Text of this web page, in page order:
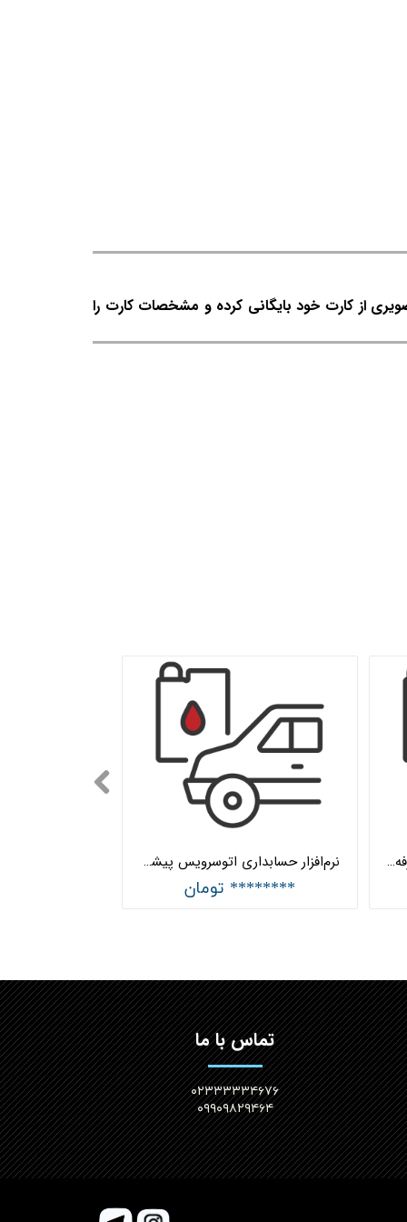
از کارت خود بایگانی کرده و مشخصات کارت را
نرم‌‌افزار حسابداری اتوسرویس پیشرفته هلو APEX
******** تومان
نرم‌‌افزار حسابداری اتوسرویس حرفه‌ای هلو APEX
تماس با ما
۰۲۳۳۳۳۳۴۶۷۶
۰۹۹۰۹۸۲۹۴۶۴